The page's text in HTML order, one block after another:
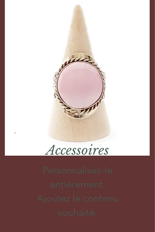
Accessoires
Personnalisez-le
entièrement.
Ajoutez le contenu
souhaité.